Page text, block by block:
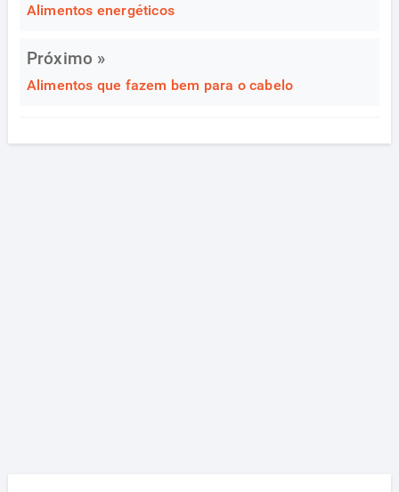
Alimentos energéticos
Próximo »
Alimentos que fazem bem para o cabelo